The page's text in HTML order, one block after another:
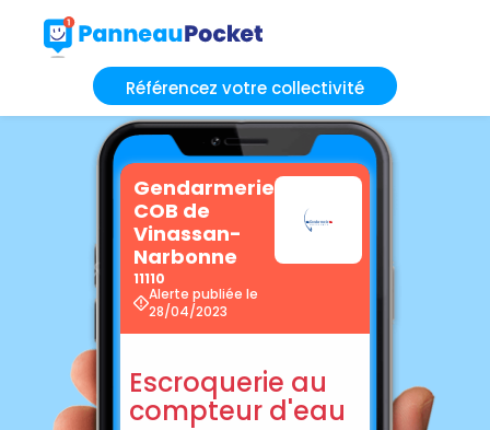
Référencez votre collectivité
Gendarmerie
COB de
Vinassan-
Narbonne
11110
Alerte publiée le
28/04/2023
Escroquerie au
compteur d'eau